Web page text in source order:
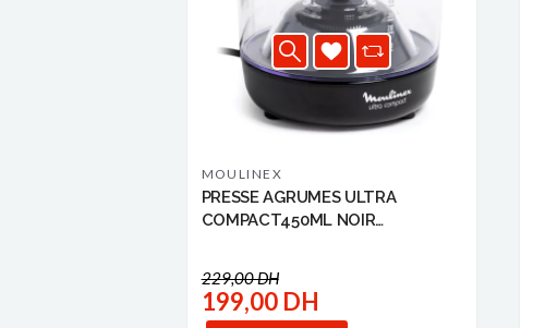
MOULINEX
PRESSE AGRUMES ULTRA
COMPACT450ML NOIR
229,00 DH
199,00 DH